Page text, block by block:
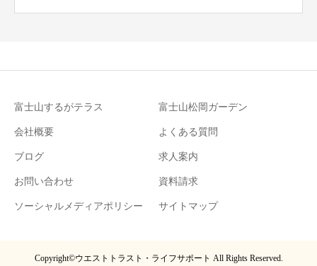
富士山するがテラス 富士山松岡ガーデン
会社概要 よくある質問
ブログ 求人案内
お問い合わせ 資料請求
ソーシャルメディアポリシー サイトマップ
Copyright©ウエストトラスト・ライフサポート All Rights Reserved.